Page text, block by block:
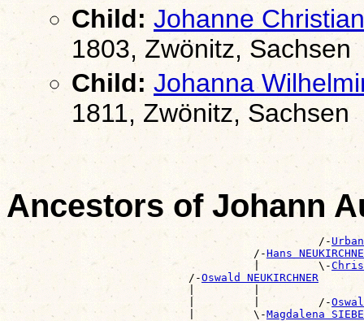
Child: Johanne
1803, Zwönitz, Sachsen
Child: Johanna
1811, Zwönitz, Sachsen
Ancestors of Johann
                                                /-
Urban
                                      /-
Hans
                                      |         \-
                            /-
Oswald NEUKIRCHNER
|         |
                            |         |         /-
                            |         \-
Magdalena